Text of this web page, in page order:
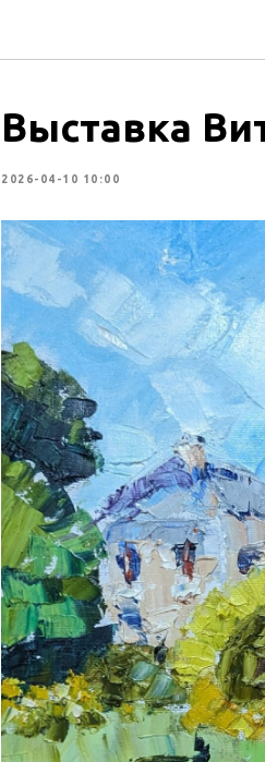
Выставка
2026-04-10 10:00